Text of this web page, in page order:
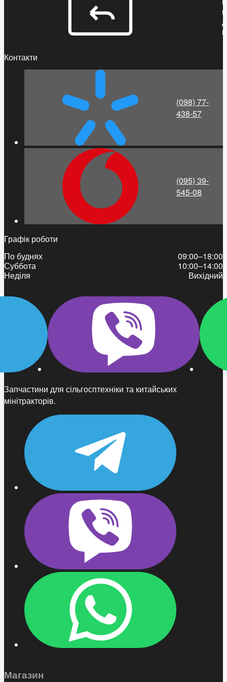
Запчастини для сільгосптехніки та китайських
мінітракторів.
Магазин
Контакти
(098) 77-
438-57
(095) 39-
545-08
Графік роботи
По буднях
09:00–18:00
Суббота
10:00–14:00
Неділя
Вихідний